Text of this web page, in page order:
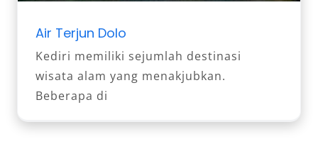
Air Terjun Dolo
Kediri memiliki sejumlah destinasi
wisata alam yang menakjubkan.
Beberapa di